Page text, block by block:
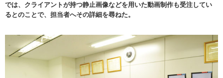
では、クライアントが持つ静止画像などを用いた動画制作も受注してい
るとのことで、担当者へその詳細を尋ねた。